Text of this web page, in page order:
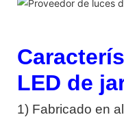
LED de
1) Fabricado en